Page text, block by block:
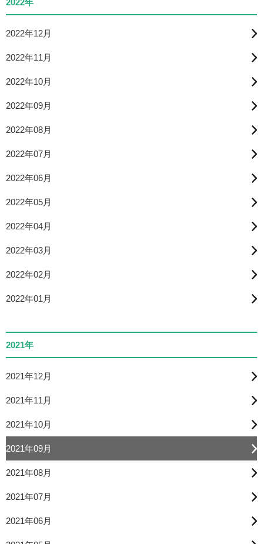
2022年
2022年12月
2022年11月
2022年10月
2022年09月
2022年08月
2022年07月
2022年06月
2022年05月
2022年04月
2022年03月
2022年02月
2022年01月
2021年
2021年12月
2021年11月
2021年10月
2021年09月
2021年08月
2021年07月
2021年06月